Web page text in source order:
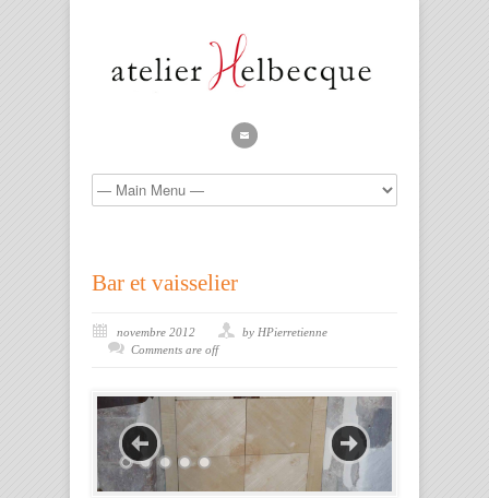
Bar et vaisselier
novembre 2012
by HPierretienne
Comments are off